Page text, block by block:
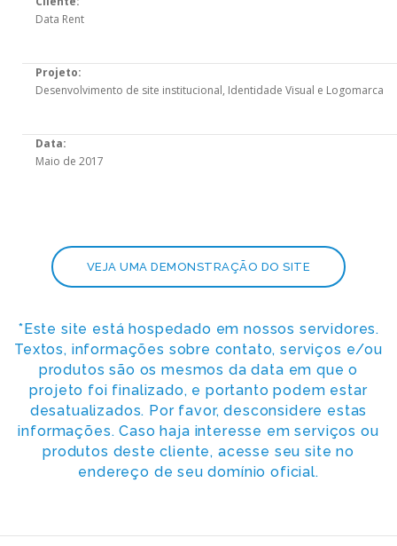
Data Rent
Projeto:
Desenvolvimento de site institucional, Identidade Visual e Logomarca
Data:
Maio de 2017
VEJA UMA DEMONSTRAÇÃO DO SITE
*Este site está hospedado em nossos servidores.
Textos, informações sobre contato, serviços e/ou
produtos são os mesmos da data em que o
projeto foi finalizado, e portanto podem estar
desatualizados. Por favor, desconsidere estas
informações. Caso haja interesse em serviços ou
produtos deste cliente, acesse seu site no
endereço de seu domínio oficial.